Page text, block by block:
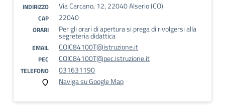
INDIRIZZO Via Carcano, 12, 22040 Alserio (CO)
CAP 22040
ORARI Per gli orari di apertura si prega di rivolgersi alla
segreteria didattica
EMAIL COIC84100T@istruzione.it
PEC COIC84100T@pec.istruzione.it
TELEFONO
031631190
Naviga su Google Map